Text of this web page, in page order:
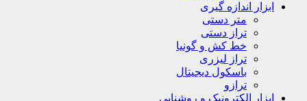
ابزار اندازه گیری
متر دستی
تراز دستی
خط کش و گونیا
تراز لیزری
باسکول دیجیتال
ترازو
ابزار الکترونیک و روشنایی